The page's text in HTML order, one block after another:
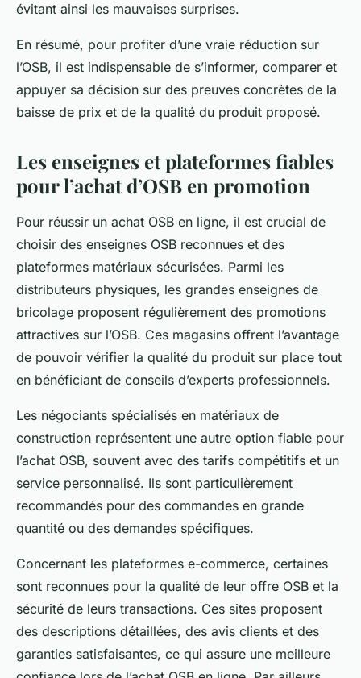
évitant ainsi les mauvaises surprises.
En résumé, pour profiter d’une vraie réduction sur
l’OSB, il est indispensable de s’informer, comparer et
appuyer sa décision sur des preuves concrètes de la
baisse de prix et de la qualité du produit proposé.
Les enseignes et plateformes fiables
pour l’achat d’OSB en promotion
Pour réussir un achat OSB en ligne, il est crucial de
choisir des enseignes OSB reconnues et des
plateformes matériaux sécurisées. Parmi les
distributeurs physiques, les grandes enseignes de
bricolage proposent régulièrement des promotions
attractives sur l’OSB. Ces magasins offrent l’avantage
de pouvoir vérifier la qualité du produit sur place tout
en bénéficiant de conseils d’experts professionnels.
Les négociants spécialisés en matériaux de
construction représentent une autre option fiable pour
l’achat OSB, souvent avec des tarifs compétitifs et un
service personnalisé. Ils sont particulièrement
recommandés pour des commandes en grande
quantité ou des demandes spécifiques.
Concernant les plateformes e-commerce, certaines
sont reconnues pour la qualité de leur offre OSB et la
sécurité de leurs transactions. Ces sites proposent
des descriptions détaillées, des avis clients et des
garanties satisfaisantes, ce qui assure une meilleure